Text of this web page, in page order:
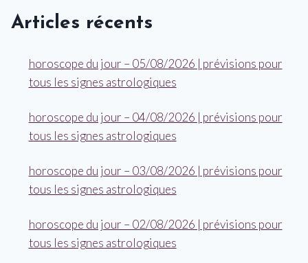
Articles récents
horoscope du jour – 05/08/2026 | prévisions pour
tous les signes astrologiques
horoscope du jour – 04/08/2026 | prévisions pour
tous les signes astrologiques
horoscope du jour – 03/08/2026 | prévisions pour
tous les signes astrologiques
horoscope du jour – 02/08/2026 | prévisions pour
tous les signes astrologiques